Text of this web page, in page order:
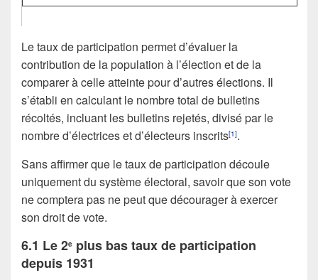
Le taux de participation permet d’évaluer la
contribution de la population à l’élection et de la
comparer à celle atteinte pour d’autres élections. Il
s’établi en calculant le nombre total de bulletins
récoltés, incluant les bulletins rejetés, divisé par le
nombre d’électrices et d’électeurs inscrits[1].
Sans affirmer que le taux de participation découle
uniquement du système électoral, savoir que son vote
ne comptera pas ne peut que décourager à exercer
son droit de vote.
6.1 Le 2e plus bas taux de participation
depuis 1931